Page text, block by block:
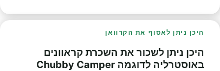
היכן ניתן לאסוף את הקרוואן
היכן ניתן לשכור את השכרת קראוונים
באוסטרליה לדוגמה Chubby Camper